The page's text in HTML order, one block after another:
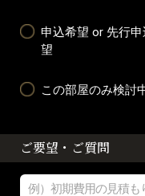
申込希望 or 先行
望
この部屋のみ検討
ご要望・ご質問